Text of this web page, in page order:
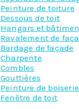
Peinture de toiture
Dessous de toit
Hangars et
Ravalement de
Bardage de façade
Charpente
Combles
Gouttières
Peinture de
Fenêtre de toit